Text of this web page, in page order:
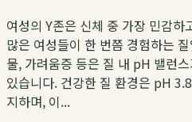
여성의 Y존은 신체 중 가장 민감
많은 여성들이 한 번쯤 경험하는
물, 가려움증 등은 질 내 pH 밸런
있습니다. 건강한 질 환경은 pH
지하며, 이...